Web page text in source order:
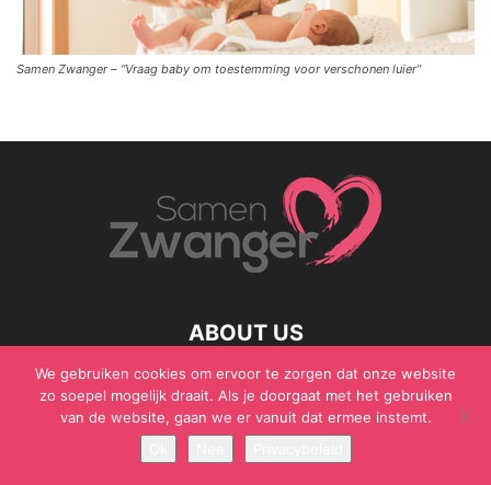
Samen Zwanger – “Vraag baby om toestemming voor verschonen luier”
ABOUT US
© Samen Zwanger - Copyright - Gericht Media 2017 - 2021
We gebruiken cookies om ervoor te zorgen dat onze website
zo soepel mogelijk draait. Als je doorgaat met het gebruiken
van de website, gaan we er vanuit dat ermee instemt.